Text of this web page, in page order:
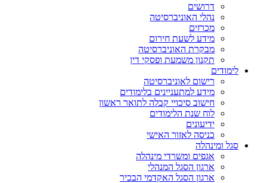
דרושים
נהלי האוניברסיטה
מכרזים
מידע לשעת חירום
מבקרת האוניברסיטה
תקנון משמעת ופסקי דין
לימודים
רישום לאוניברסיטה
מידע למתעניינים בלימודים
חישוב סיכויי קבלה לתואר ראשון
לוח שנת הלימודים
ידיעונים
כניסה לאזור האישי
סגל ומינהלה
אגפים ומשרדי מינהלה
ארגון הסגל המנהלי
ארגון הסגל האקדמי הבכיר